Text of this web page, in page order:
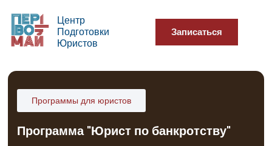
Центр
Подготовки
Юристов
Записаться
Программы для юристов
Программа "Юрист по банкротству"